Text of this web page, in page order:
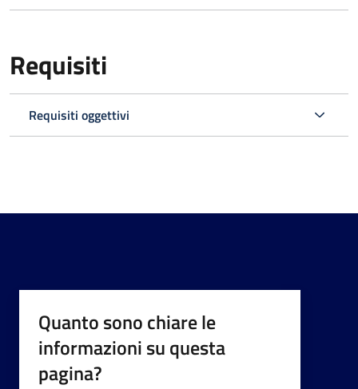
Requisiti
Requisiti oggettivi
Quanto sono chiare le
informazioni su questa
pagina?